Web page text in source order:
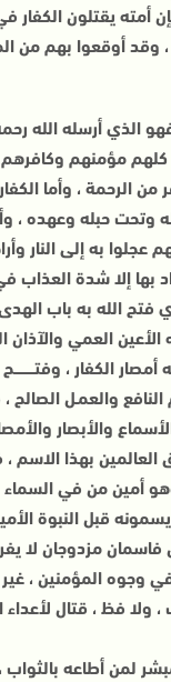
أمته يقتلون الكفار
وقد أوقعوا بهم من
الذي أرسله الله
مؤمنهم وكافرهم
من الرحمة ، وأما
حبله وعهده ،
عجلوا به إلى النار
بها إلا شدة العذاب
فتح الله به باب
به الأعين العمي
الكفار ،
والعمـل الصالح ،
والأبصار
العالمين بهذا الاسم
أمين من في
قبل النبوة
فاسمان مزدوجان لا
وجوه المؤمنين ،
فظ ، قتال لأعداء
لمن أطاعه بالثواب ،